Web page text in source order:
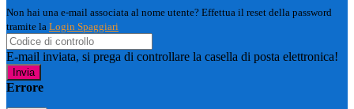
Non hai una e-mail associata al nome utente? Effettua il reset della password
tramite la Login Spaggiari
E-mail inviata, si prega di controllare la casella di posta elettronica!
Errore